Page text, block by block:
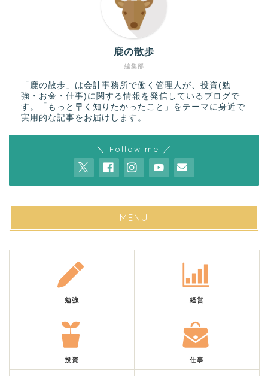
編集部
鹿の散歩
「鹿の散歩」は会計事務所で働く管理人が、投資(勉
強・お金・仕事)に関する情報を発信しているブログで
す。「もっと早く知りたかったこと」をテーマに身近で
実用的な記事をお届けします。
＼ Follow me ／
MENU
勉強 経営
投資 仕事